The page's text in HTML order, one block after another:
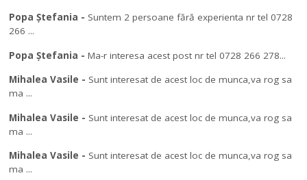
Popa Ștefania - Suntem 2 persoane fără experienta nr tel 0728
266 ...
Popa Ștefania -Ma-r interesa acest post nr tel 0728 266 278...
Mihalea Vasile - Sunt interesat de acest loc de munca,va rog sa
ma ...
Mihalea Vasile - Sunt interesat de acest loc de munca,va rog sa
ma ...
Mihalea Vasile - Sunt interesat de acest loc de munca,va rog sa
ma ...